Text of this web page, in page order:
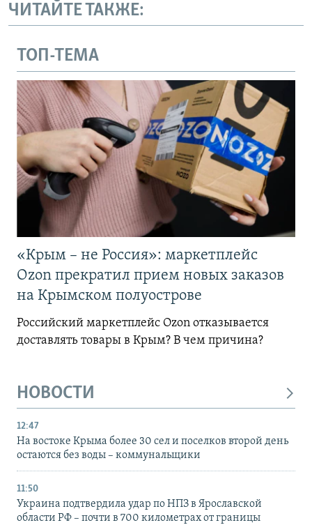
ЧИТАЙТЕ ТАКЖЕ:
ТОП-ТЕМА
«Крым – не Россия»: маркетплейс
Ozon прекратил прием новых заказов
на Крымском полуострове
Российский маркетплейс Ozon отказывается
доставлять товары в Крым? В чем причина?
НОВОСТИ
12:47
На востоке Крыма более 30 сел и поселков второй день
остаются без воды – коммунальщики
11:50
Украина подтвердила удар по НПЗ в Ярославской
области РФ – почти в 700 километрах от границы